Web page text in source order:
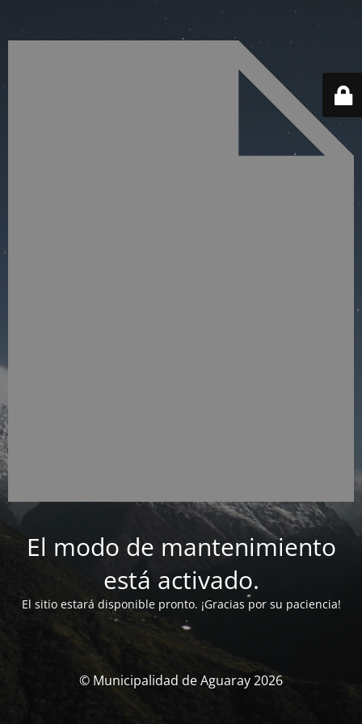
El modo de mantenimiento
está activado.
El sitio estará disponible pronto. ¡Gracias por su paciencia!
© Municipalidad de Aguaray 2026